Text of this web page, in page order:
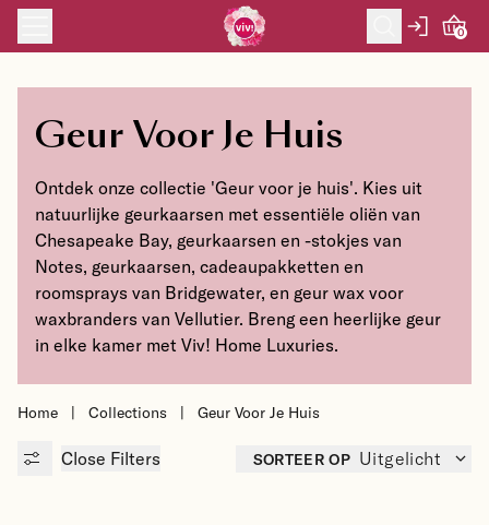
Skip to content
0
Geur Voor Je Huis
Ontdek onze collectie 'Geur voor je huis'. Kies uit
natuurlijke geurkaarsen met essentiële oliën van
Chesapeake Bay, geurkaarsen en -stokjes van
Notes, geurkaarsen, cadeaupakketten en
roomsprays van Bridgewater, en geur wax voor
waxbranders van Vellutier. Breng een heerlijke geur
in elke kamer met Viv! Home Luxuries.
Home | Collections | Geur Voor Je Huis
Close Filters SORTEER OP Uitgelicht